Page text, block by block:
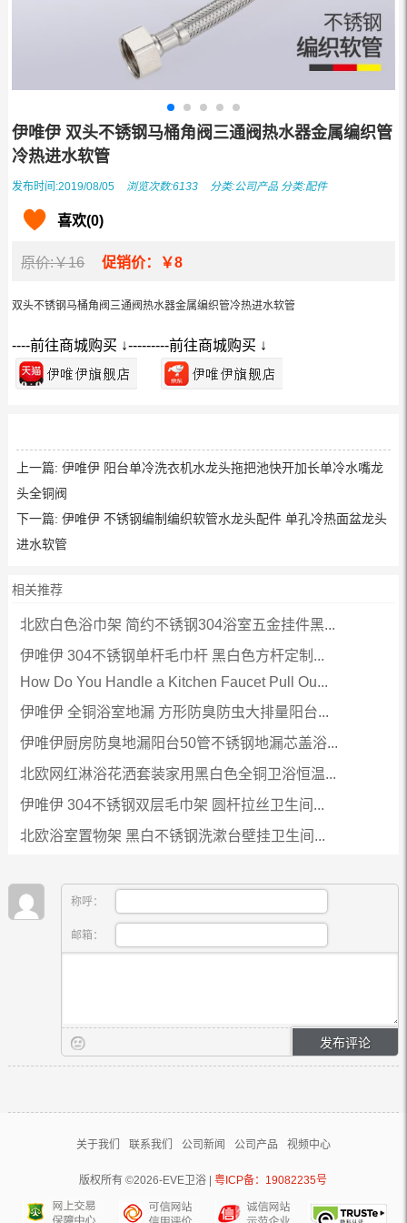
伊唯伊 双头不锈钢马桶角阀三通阀热水器金属编织管
冷热进水软管
发布时间:2019/08/05 浏览次数:6133 分类:公司产品 分类:配件
喜欢(0)
原价:￥16 促销价：￥8
双头不锈钢马桶角阀三通阀热水器金属编织管冷热进水软管
----前往商城购买 ↓---------前往商城购买 ↓
上一篇: 伊唯伊 阳台单冷洗衣机水龙头拖把池快开加长单冷水嘴龙
头全铜阀
下一篇: 伊唯伊 不锈钢编制编织软管水龙头配件 单孔冷热面盆龙头
进水软管
相关推荐
北欧白色浴巾架 简约不锈钢304浴室五金挂件黑...
伊唯伊 304不锈钢单杆毛巾杆 黑白色方杆定制...
How Do You Handle a Kitchen Faucet Pull Ou...
伊唯伊 全铜浴室地漏 方形防臭防虫大排量阳台...
伊唯伊厨房防臭地漏阳台50管不锈钢地漏芯盖浴...
北欧网红淋浴花洒套装家用黑白色全铜卫浴恒温...
伊唯伊 304不锈钢双层毛巾架 圆杆拉丝卫生间...
北欧浴室置物架 黑白不锈钢洗漱台壁挂卫生间...
称呼：
邮箱：
关于我们 联系我们 公司新闻 公司产品 视频中心
版权所有 ©2026-EVE卫浴 |粤ICP备：19082235号